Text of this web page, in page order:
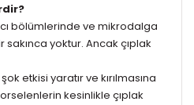
bölümlerinde ve mikrodalga
sakınca yoktur. Ancak çıplak
etkisi yaratır ve kırılmasına
kesinlikle çıplak